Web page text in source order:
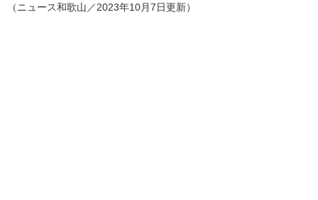
（ニュース和歌山／2023年10月7日更新）